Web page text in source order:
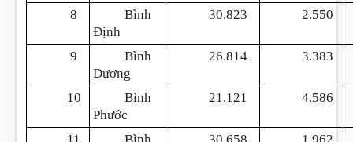
8
Bình
Định
30.823 2.550
9
Bình
Dương
26.814 3.383
10
Bình
Phước
21.121 4.586